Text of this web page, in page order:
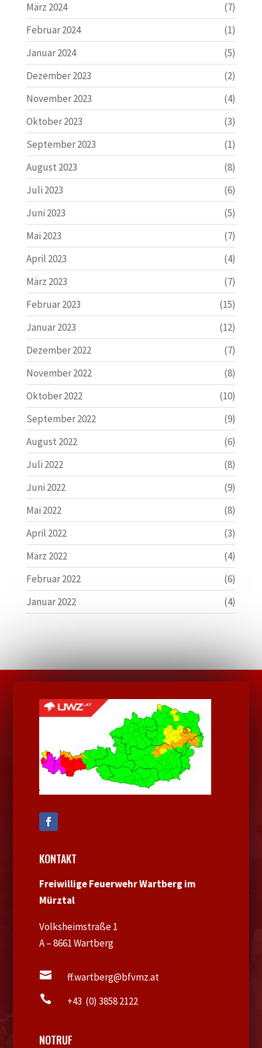
März 2024
(7)
Februar 2024
(1)
Januar 2024
(5)
Dezember 2023
(2)
November 2023
(4)
Oktober 2023
(3)
September 2023
(1)
August 2023
(8)
Juli 2023
(6)
Juni 2023
(5)
Mai 2023
(7)
April 2023
(4)
März 2023
(7)
Februar 2023
(15)
Januar 2023
(12)
Dezember 2022
(7)
November 2022
(8)
Oktober 2022
(10)
September 2022
(9)
August 2022
(6)
Juli 2022
(8)
Juni 2022
(9)
Mai 2022
(8)
April 2022
(3)
März 2022
(4)
Februar 2022
(6)
Januar 2022
(4)
KONTAKT
Freiwillige Feuerwehr Wartberg im
Mürztal
Volksheimstraße 1
A – 8661 Wartberg
 ff.wartberg@bfvmz.at
 +43 (0) 3858 2122
NOTRUF